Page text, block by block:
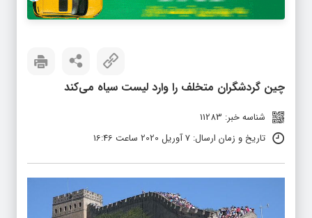
چین گردشگران متخلف را وارد لیست سیاه می‌کند
شناسه خبر: 11283
تاریخ و زمان ارسال: 7 آوریل 2020 ساعت 16:46